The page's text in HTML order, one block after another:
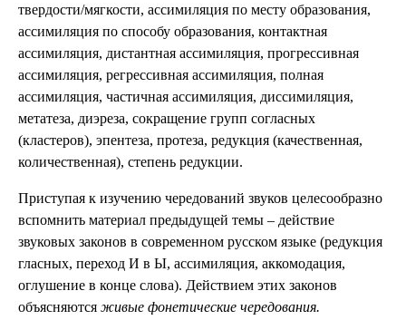
твердости/мягкости, ассимиляция по месту образования,
ассимиляция по способу образования, контактная
ассимиляция, дистантная ассимиляция, прогрессивная
ассимиляция, регрессивная ассимиляция, полная
ассимиляция, частичная ассимиляция, диссимиляция,
метатеза, диэреза, сокращение групп согласных
(кластеров), эпентеза, протеза, редукция (качественная,
количественная), степень редукции.
Приступая к изучению чередований звуков целесообразно
вспомнить материал предыдущей темы – действие
звуковых законов в современном русском языке (редукция
гласных, переход И в Ы, ассимиляция, аккомодация,
оглушение в конце слова). Действием этих законов
объясняются живые фонетические чередования.